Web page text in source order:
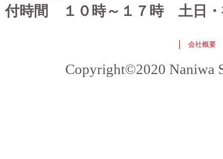
付時間 １０時～１７時 土日・
会社概要
Copyright©2020 Naniwa